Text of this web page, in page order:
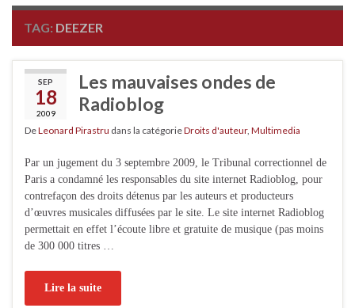
TAG: DEEZER
SEP
18
2009
Les mauvaises ondes de
Radioblog
DeLeonard Pirastru dans la catégorieDroits d'auteur, Multimedia
Par un jugement du 3 septembre 2009, le Tribunal correctionnel de
Paris a condamné les responsables du site internet Radioblog, pour
contrefaçon des droits détenus par les auteurs et producteurs
d’œuvres musicales diffusées par le site. Le site internet Radioblog
permettait en effet l’écoute libre et gratuite de musique (pas moins
de 300 000 titres …
Lire la suite